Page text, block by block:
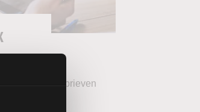
LYNX Nieuwsbrieven